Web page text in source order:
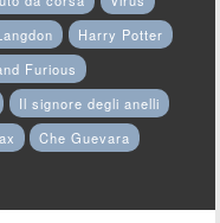
Harry Potter
Furious
Il signore degli anelli
Che Guevara